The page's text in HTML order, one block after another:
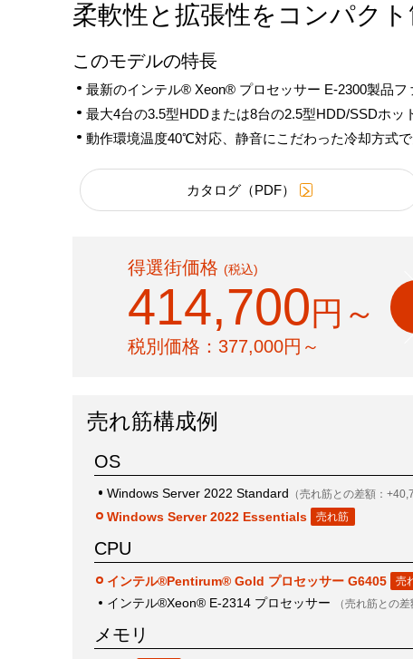
柔軟性と拡張性をコンパク
このモデルの特長
最新のインテル® Xeon® プロセッサー E-2300製品フ
最大4台の3.5型HDDまたは8台の2.5型HDD/SSDホッ
動作環境温度40℃対応、静音にこだわった冷却方式で
カタログ（PDF）
得選街価格 (税込)
414,700円～
税別価格： 377,000円～
売れ筋構成例
OS
Windows Server 2022 Standard （売れ筋との差額：
Windows Server 2022 Essentials
CPU
インテル®Pentirum® Gold プロセッサー G6405
インテル®Xeon® E-2314 プロセッサー
（売れ筋との
メモリ